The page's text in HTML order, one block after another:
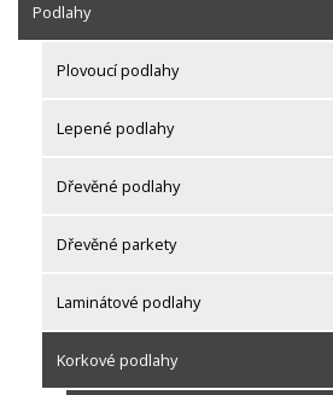
Podlahy
Plovoucí podlahy
Lepené podlahy
Dřevěné podlahy
Dřevěné parkety
Laminátové podlahy
Korkové podlahy